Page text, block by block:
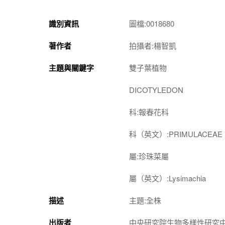
識別資訊 圖檔:0018680
著作者 拍攝者:楊智凱
主題與關鍵字 雙子葉植物
DICOTYLEDON
科:報春花科
科（英文）:PRIMULACEAE
屬:珍珠菜屬
屬（英文）:Lysimachia
描述 主題:全株
出版者 中央研究院生物多樣性研究